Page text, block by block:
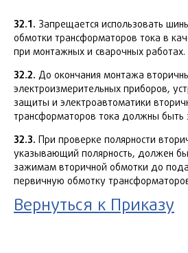
32.1. Запрещается использовать
обмотки трансформаторов тока в
при монтажных и сварочных работах.
32.2. До окончания монтажа
электроизмерительных приборов,
защиты и электроавтоматики
трансформаторов тока должны быть
32.3. При проверке полярности
указывающий полярность, должен
зажимам вторичной обмотки до
первичную обмотку
Вернуться к Приказу